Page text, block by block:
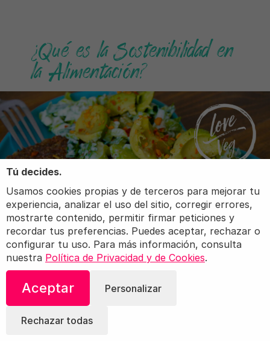
¿Qué es la Sostenibilidad en
la Alimentación?
Según la Organización de las
Tú decides.
Usamos cookies propias y de terceros para mejorar tu
experiencia, analizar el uso del sitio, corregir errores,
mostrarte contenido, permitir firmar peticiones y
recordar tus preferencias. Puedes aceptar, rechazar o
configurar tu uso. Para más información, consulta
nuestra Política de Privacidad y de Cookies.
Aceptar Personalizar
Rechazar todas